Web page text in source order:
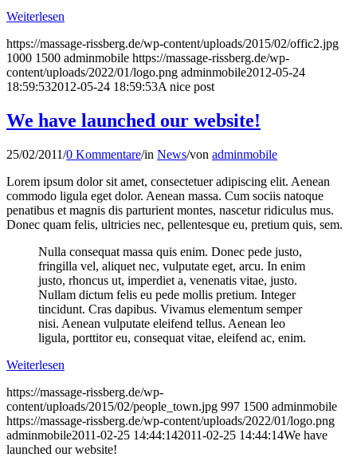
Weiterlesen
https://massage-rissberg.de/wp-content/uploads/2015/02/offic2.jpg
1000 1500 adminmobile https://massage-rissberg.de/wp-
content/uploads/2022/01/logo.png adminmobile2012-05-24
18:59:532012-05-24 18:59:53A nice post
We have launched our website!
25/02/2011/0 Kommentare/in News/von adminmobile
Lorem ipsum dolor sit amet, consectetuer adipiscing elit. Aenean
commodo ligula eget dolor. Aenean massa. Cum sociis natoque
penatibus et magnis dis parturient montes, nascetur ridiculus mus.
Donec quam felis, ultricies nec, pellentesque eu, pretium quis, sem.
Nulla consequat massa quis enim. Donec pede justo,
fringilla vel, aliquet nec, vulputate eget, arcu. In enim
justo, rhoncus ut, imperdiet a, venenatis vitae, justo.
Nullam dictum felis eu pede mollis pretium. Integer
tincidunt. Cras dapibus. Vivamus elementum semper
nisi. Aenean vulputate eleifend tellus. Aenean leo
ligula, porttitor eu, consequat vitae, eleifend ac, enim.
Weiterlesen
https://massage-rissberg.de/wp-
content/uploads/2015/02/people_town.jpg 997 1500 adminmobile
https://massage-rissberg.de/wp-content/uploads/2022/01/logo.png
adminmobile2011-02-25 14:44:142011-02-25 14:44:14We have
launched our website!